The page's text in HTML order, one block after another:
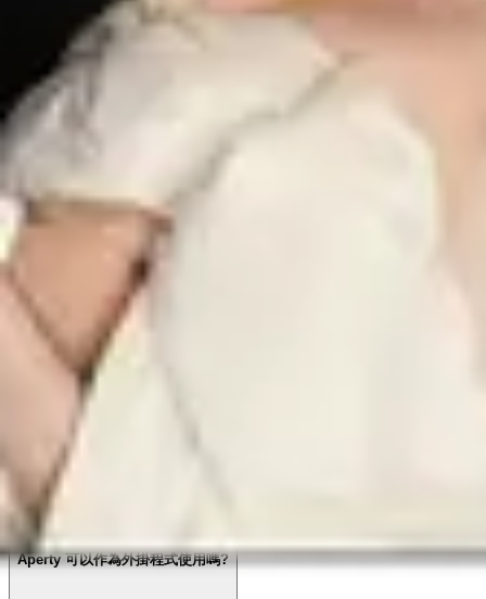
Aperty 人像編輯器有哪些獨特功能?
AI 人像編輯器 Aperty 擁有一套獨特的功能工具,可協助您輕鬆
提升人像效果。您將發現一系列專為打造精彩人像而設計的功
如何使用 Aperty 編輯人像攝影作品?
使用 Aperty 人像照片編輯軟體來強化臉部特徵與色彩,去除瑕
疵,讓人物呈現最佳狀態。
我可以在 Aperty 中調整膚色嗎?
當然可以!您可以在 Aperty 編輯器中輕鬆調整膚色。
Aperty 可以作為外掛程式使用嗎?